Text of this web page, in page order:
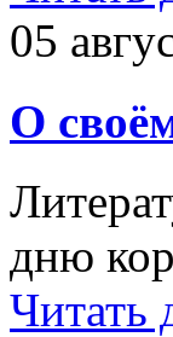
05
О
дню
Читать